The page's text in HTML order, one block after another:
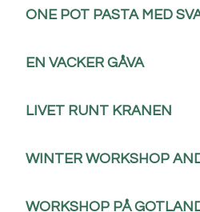
ONE POT PASTA MED
EN VACKER GÅVA
LIVET RUNT KRANEN
WINTER WORKSHOP
WORKSHOP PÅ